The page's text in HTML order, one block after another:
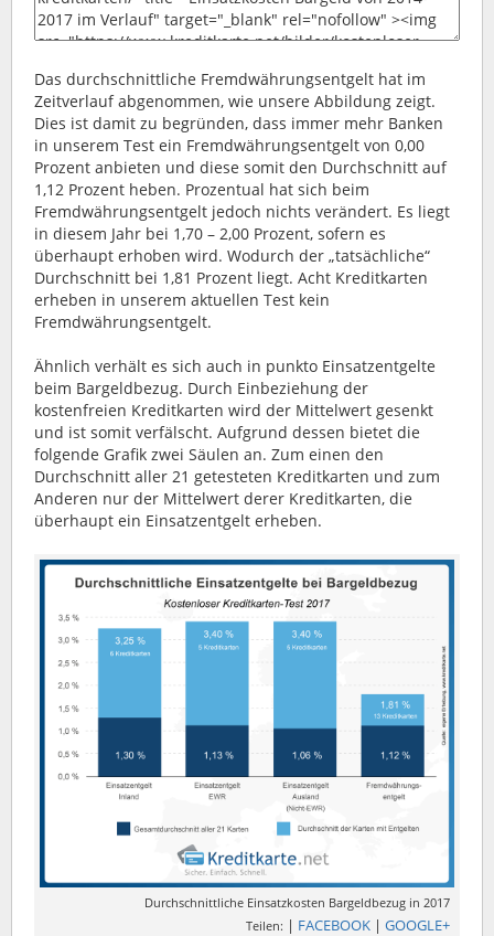
Das durchschnittliche Fremdwährungsentgelt hat im
Zeitverlauf abgenommen, wie unsere Abbildung zeigt.
Dies ist damit zu begründen, dass immer mehr Banken
in unserem Test ein Fremdwährungsentgelt von 0,00
Prozent anbieten und diese somit den Durchschnitt auf
1,12 Prozent heben. Prozentual hat sich beim
Fremdwährungsentgelt jedoch nichts verändert. Es liegt
in diesem Jahr bei 1,70 – 2,00 Prozent, sofern es
überhaupt erhoben wird. Wodurch der „tatsächliche“
Durchschnitt bei 1,81 Prozent liegt. Acht Kreditkarten
erheben in unserem aktuellen Test kein
Fremdwährungsentgelt.
Ähnlich verhält es sich auch in punkto Einsatzentgelte
beim Bargeldbezug. Durch Einbeziehung der
kostenfreien Kreditkarten wird der Mittelwert gesenkt
und ist somit verfälscht. Aufgrund dessen bietet die
folgende Grafik zwei Säulen an. Zum einen den
Durchschnitt aller 21 getesteten Kreditkarten und zum
Anderen nur der Mittelwert derer Kreditkarten, die
überhaupt ein Einsatzentgelt erheben.
Durchschnittliche Einsatzkosten Bargeldbezug in 2017
Teilen: | FACEBOOK | GOOGLE+